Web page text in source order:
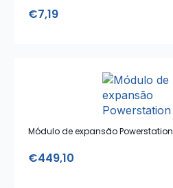
€7,19
Módulo de expansão Powerstation
€449,10